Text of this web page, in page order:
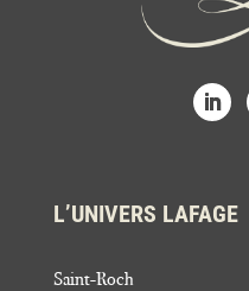
L’UNIVERS LAFAGE
Saint-Roch